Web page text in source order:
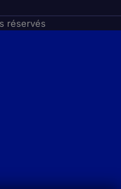
réservés